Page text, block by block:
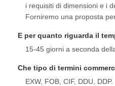
i requisiti di dimensioni e i
Forniremo una proposta
E per quanto riguarda il
15-45 giorni a seconda
Che tipo di termini
EXW, FOB, CIF, DDU, DDP.